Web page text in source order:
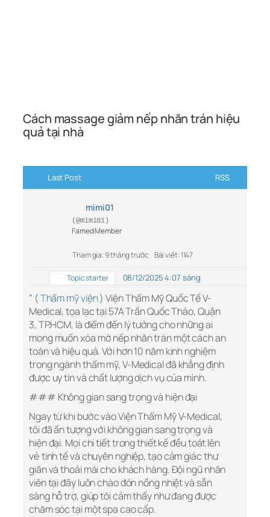
Cách massage giảm nếp nhăn trán hiệu
quả tại nhà
Last Post RSS
mimi01
(@mimi01)
Famed Member
Tham gia: 9 tháng trước Bài viết: 1147
Topic starter 08/12/2025 4:07 sáng
” (Thẩm mỹ viện) Viện Thẩm Mỹ Quốc Tế V-
Medical, tọa lạc tại 57A Trần Quốc Thảo, Quận
3, TP.HCM, là điểm đến lý tưởng cho những ai
mong muốn xóa mờ nếp nhăn trán một cách an
toàn và hiệu quả. Với hơn 10 năm kinh nghiệm
trong ngành thẩm mỹ, V-Medical đã khẳng định
được uy tín và chất lượng dịch vụ của mình.
### Không gian sang trọng và hiện đại
Ngay từ khi bước vào Viện Thẩm Mỹ V-Medical,
tôi đã ấn tượng với không gian sang trọng và
hiện đại. Mọi chi tiết trong thiết kế đều toát lên
vẻ tinh tế và chuyên nghiệp, tạo cảm giác thư
giãn và thoải mái cho khách hàng. Đội ngũ nhân
viên tại đây luôn chào đón nồng nhiệt và sẵn
sàng hỗ trợ, giúp tôi cảm thấy như đang được
chăm sóc tại một spa cao cấp.